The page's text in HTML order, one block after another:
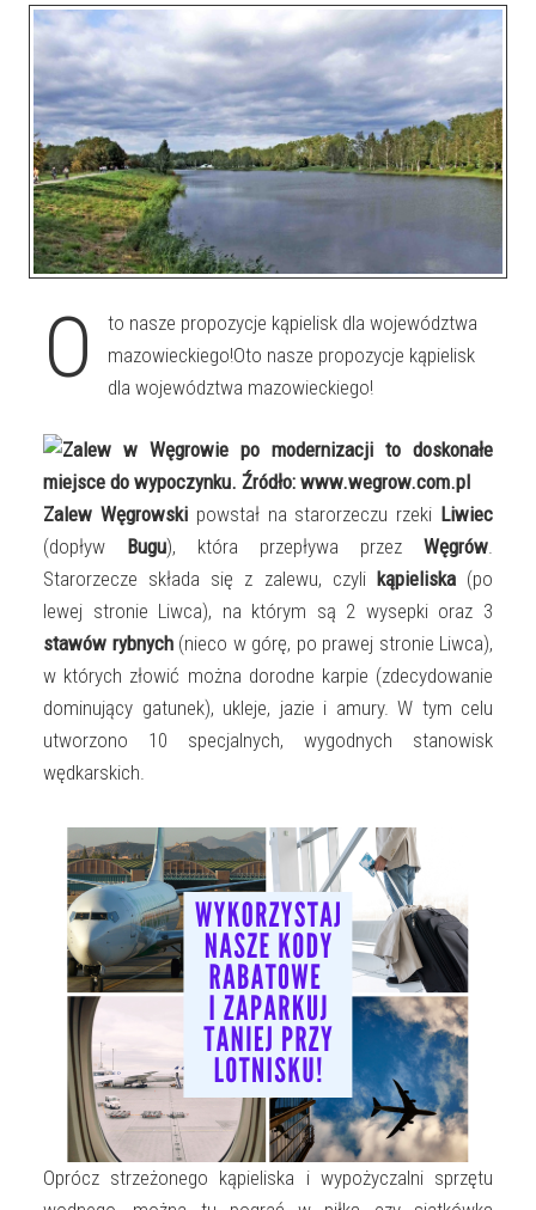
O
to nasze propozycje kąpielisk dla województwa
mazowieckiego!Oto nasze propozycje kąpielisk
dla województwa mazowieckiego!
Zalew Węgrowskipowstał na starorzeczu rzeki Liwiec
(dopływ Bugu), która przepływa przez Węgrów.
Starorzecze składa się z zalewu, czyli kąpieliska (po
lewej stronie Liwca), na którym są 2 wysepki oraz 3
stawów rybnych(nieco w górę, po prawej stronie Liwca),
w których złowić można dorodne karpie (zdecydowanie
dominujący gatunek), ukleje, jazie i amury. W tym celu
utworzono 10 specjalnych, wygodnych stanowisk
wędkarskich.
Oprócz strzeżonego kąpieliska i wypożyczalni sprzętu